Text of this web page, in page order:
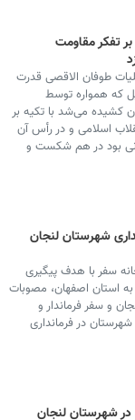
تفکر مقاومت
طوفان الاقصی قدرت
که همواره توسط
کشیده می‌شد با تکیه بر
اسلامی و در رأس آن
بود در هم شکست و
شهرستان لنجان
سفر با هدف پیگیری
استان اصفهان، مصوبات
و سفر فرماندار و
در فرمانداری
شهرستان لنجان